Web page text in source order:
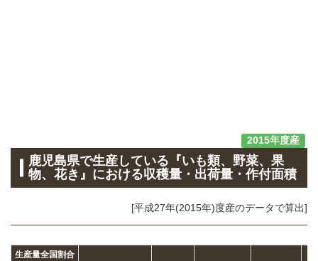
2015年度産
鹿児島県で生産している『いも類、野菜、果
物、花き』における収穫量・出荷量・作付面積
[平成27年(2015年)度産のデータで算出]
生産量全国割合